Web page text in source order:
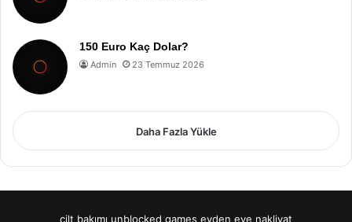
150 Euro Kaç Dolar?
Admin 23 Temmuz 2026
Daha Fazla Yükle
cilt bakımı unblocked games evden eve nakliyat